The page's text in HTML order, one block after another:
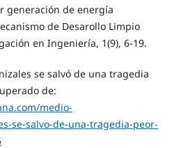
generación de energía
de Desarollo Limpio
en Ingeniería, 1(9), 6-19.
se salvó de una tragedia
de:
medio-
se-salvo-de-una-tragedia-peor-